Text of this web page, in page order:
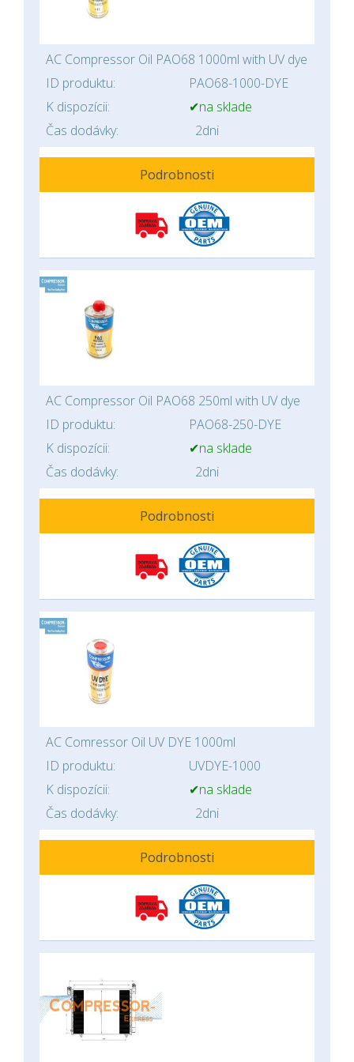
AC Compressor Oil PAO68 1000ml with UV dye
ID produktu:
PAO68-1000-DYE
K dispozícii:
✔na sklade
Čas dodávky:
2dni
Podrobnosti
AC Compressor Oil PAO68 250ml with UV dye
ID produktu:
PAO68-250-DYE
K dispozícii:
✔na sklade
Čas dodávky:
2dni
Podrobnosti
AC Comressor Oil UV DYE 1000ml
ID produktu:
UVDYE-1000
K dispozícii:
✔na sklade
Čas dodávky:
2dni
Podrobnosti